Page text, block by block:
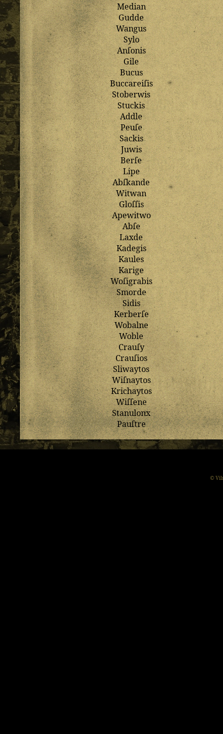
Median
Gudde
Wangus
Sylo
Anſonis
Gile
Bucus
Buccareiſis
Stoberwis
Stuckis
Addle
Peuſe
Sackis
Juwis
Berſe
Lipe
Abſkande
Witwan
Gloſſis
Apewitwo
Abſe
Laxde
Kadegis
Kaules
Karige
Woſigrabis
Smorde
Sidis
Kerberſe
Wobalne
Woble
Crauſy
Crauſios
Sliwaytos
Wiſnaytos
Krichaytos
Wiſſene
Stanulonx
Pauſtre
©